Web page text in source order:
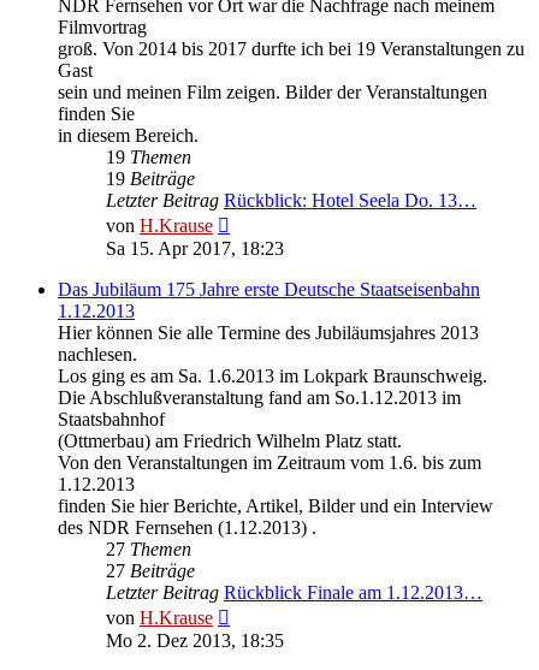
NDR Fernsehen vor Ort war die Nachfrage nach meinem
Filmvortrag
groß. Von 2014 bis 2017 durfte ich bei 19 Veranstaltungen zu
Gast
sein und meinen Film zeigen. Bilder der Veranstaltungen
finden Sie
in diesem Bereich.
19 Themen
19 Beiträge
Letzter Beitrag Rückblick: Hotel Seela Do. 13…
von H.Krause
Beitrag
Sa 15. Apr 2017, 18:23
Das Jubiläum 175 Jahre erste Deutsche Staatseisenbahn
1.12.2013
Hier können Sie alle Termine des Jubiläumsjahres 2013
nachlesen.
Los ging es am Sa. 1.6.2013 im Lokpark Braunschweig.
Die Abschlußveranstaltung fand am So.1.12.2013 im
Staatsbahnhof
(Ottmerbau) am Friedrich Wilhelm Platz statt.
Von den Veranstaltungen im Zeitraum vom 1.6. bis zum
1.12.2013
finden Sie hier Berichte, Artikel, Bilder und ein Interview
des NDR Fernsehen (1.12.2013) .
27 Themen
27 Beiträge
Letzter Beitrag Rückblick Finale am 1.12.2013…
von H.Krause
Beitrag
Mo 2. Dez 2013, 18:35